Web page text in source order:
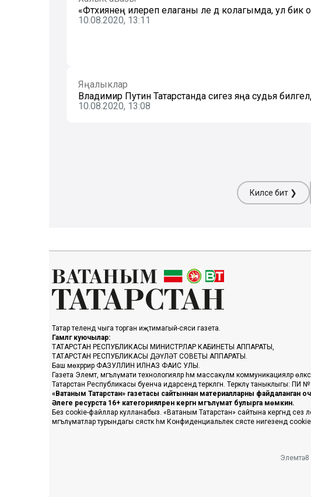
«Фәтхиянең илереп елаганы әле дә колагымда, ул бик
10.08.2020, 13:11
Яңалыклар
Владимир Путин Татарстанда сигез яңа судья
10.08.2020, 13:08
Киләсе бит ❯
Татар телендә чыга торган иҗтимагый-сәяси газета.
Гамәлгә куючылар:
ТАТАРСТАН РЕСПУБЛИКАСЫ МИНИСТРЛАР КАБИНЕТЫ АППАРАТЫ,
ТАТАРСТАН РЕСПУБЛИКАСЫ ДӘҮЛӘТ СОВЕТЫ АППАРАТЫ.
Баш мөхәррир ФАЗУЛЛИН ИЛНАЗ ФАИС УЛЫ.
Газета Элемтә, мәгълүмати технологияләр һәм массакүләм коммуникацияләр
Татарстан Республикасы буенча идарәсендә теркәлгән. Теркәлү таныклыгы: ПИ
«Ватаным Татарстан» газетасы сайтыннан материалларны файдаланган
Әлеге ресурста 16+ категорияләренә кергән мәгълүмат булырга мөмкин.
Без cookie-файллар кулланабыз. «Ватаным Татарстан» сайтына кергәндә сез
мәгълүматлар турындагы сәясәткә һәм Конфиденциальлек сәясәте нигезендә
Элемтә: